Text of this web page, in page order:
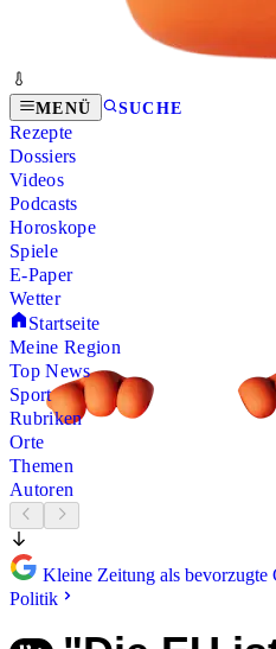
MENÜ SUCHE
Rezepte
Dossiers
Videos
Podcasts
Horoskope
Spiele
E-Paper
Wetter
Startseite
Meine Region
Top News
Sport
Rubriken
Orte
Themen
Autoren
Kleine Zeitung als
Politik